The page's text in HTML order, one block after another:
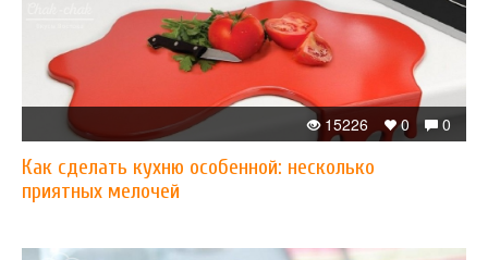
0
0
15226
Как сделать кухню особенной: несколько
приятных мелочей